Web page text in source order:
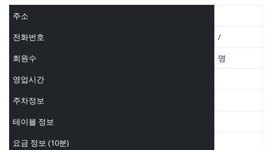
주소
전화번호
/
회원수
명
영업시간
주차정보
테이블 정보
요금 정보 (10분)